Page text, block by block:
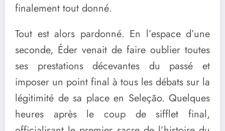
finalement tout donné.
Tout est alors pardonné. En l’espace d’une
seconde, Éder venait de faire oublier toutes
ses prestations décevantes du passé et
imposer un point final à tous les débats sur la
légitimité de sa place en Seleção. Quelques
heures après le coup de sifflet final,